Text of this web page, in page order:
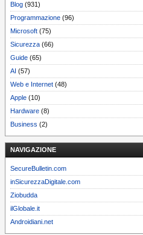
Blog (931)
Programmazione (96)
Microsoft (75)
Sicurezza (66)
Guide (65)
AI (57)
Web e Internet (48)
Apple (10)
Hardware (8)
Business (2)
NAVIGAZIONE
SecureBulletin.com
inSicurezzaDigitale.com
Ziobudda
ilGlobale.it
Androidiani.net